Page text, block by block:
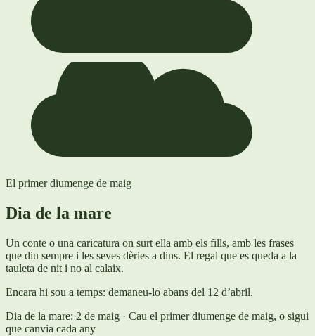
El primer diumenge de maig
Dia de la mare
Un conte o una caricatura on surt ella amb els fills, amb les frases
que diu sempre i les seves dèries a dins. El regal que es queda a la
tauleta de nit i no al calaix.
Encara hi sou a temps: demaneu-lo abans del 12 d’abril.
Dia de la mare: 2 de maig · Cau el primer diumenge de maig, o sigui
que canvia cada any